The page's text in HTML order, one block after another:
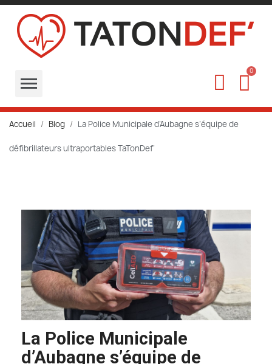
Accueil Blog La Police Municipale d’Aubagne s’équipe de
défibrillateurs ultraportables TaTonDef’
La Police Municipale
d’Aubagne s’équipe de